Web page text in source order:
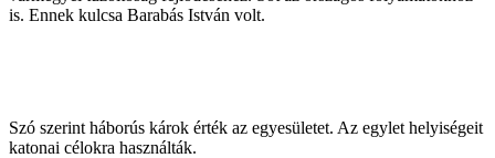
is. Ennek kulcsa Barabás István volt.
Szó szerint háborús károk érték az egyesületet. Az egylet helyiségeit
katonai célokra használták.